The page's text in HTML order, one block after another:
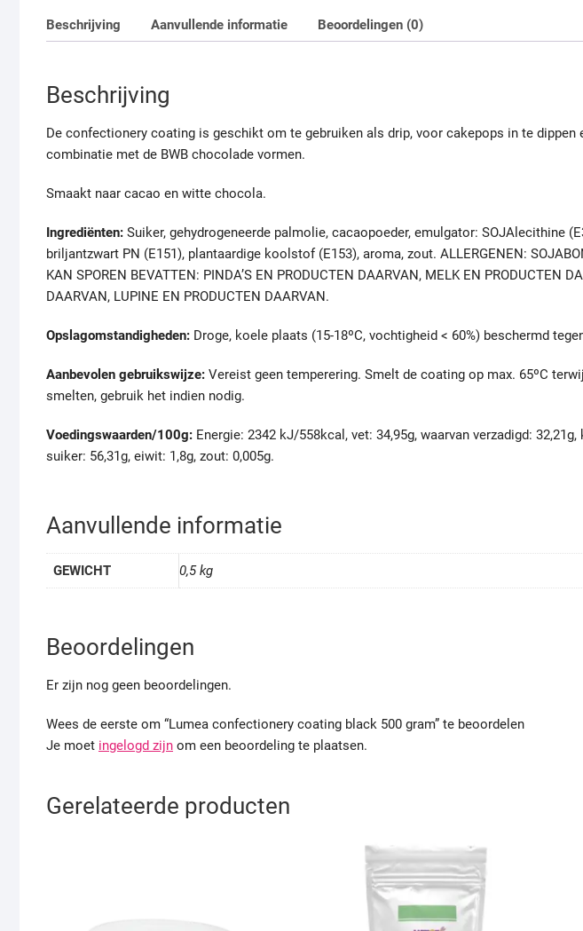
Beschrijving Aanvullende informatie Beoordelingen (0)
Beschrijving
De confectionery coating is geschikt om te gebruiken als drip, voor cakepops in te dippen
combinatie met de BWB chocolade vormen.
Smaakt naar cacao en witte chocola.
Ingrediënten: Suiker, gehydrogeneerde palmolie, cacaopoeder, emulgator: SOJAlecithine
briljantzwart PN (E151), plantaardige koolstof (E153), aroma, zout. ALLERGENEN:
KAN SPOREN BEVATTEN: PINDA’S EN PRODUCTEN DAARVAN, MELK EN PRODUCTEN
DAARVAN, LUPINE EN PRODUCTEN DAARVAN.
Opslagomstandigheden: Droge, koele plaats (15-18ºC, vochtigheid < 60%) beschermd
Aanbevolen gebruikswijze: Vereist geen temperering. Smelt de coating op max. 65ºC
smelten, gebruik het indien nodig.
Voedingswaarden/100g: Energie: 2342 kJ/558kcal, vet: 34,95g, waarvan verzadigd:
suiker: 56,31g, eiwit: 1,8g, zout: 0,005g.
Aanvullende informatie
GEWICHT 0,5 kg
Beoordelingen
Er zijn nog geen beoordelingen.
Wees de eerste om “Lumea confectionery coating black 500 gram” te beoordelen
Je moet ingelogd zijn om een beoordeling te plaatsen.
Gerelateerde producten